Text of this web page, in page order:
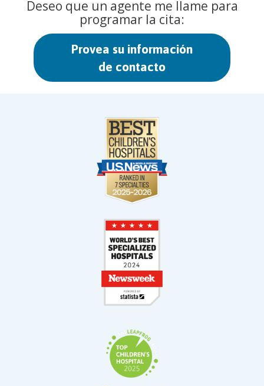
Deseo que un agente me llame para
programar la cita:
Provea su información
de contacto